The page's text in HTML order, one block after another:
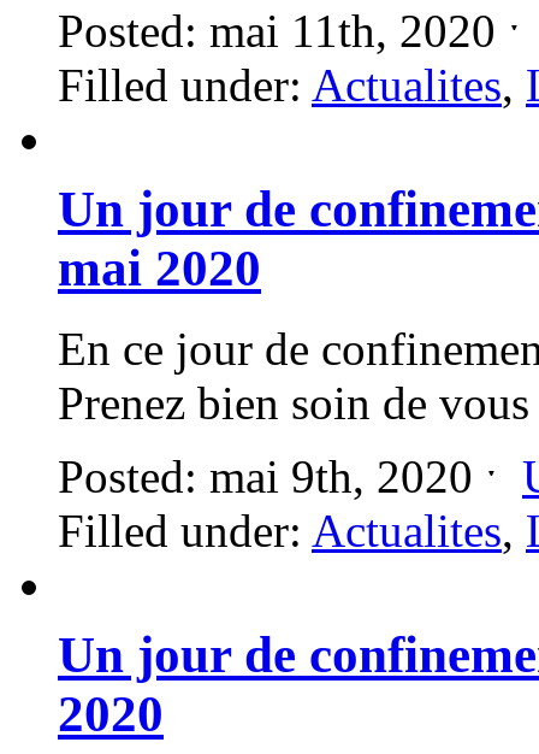
Posted: mai 11th, 2020
Filled under: Actualites,
Un jour de
mai 2020
En ce jour de
Prenez bien soin de
Posted: mai 9th, 2020 ˑ
Filled under: Actualites,
Un jour de
2020